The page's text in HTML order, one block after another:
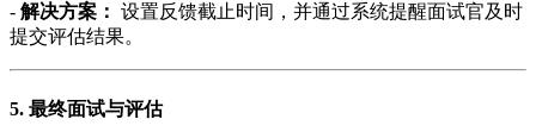
- 解决方案： 设置反馈截止时间，并通过系统提醒面试官及时
提交评估结果。
5. 最终面试与评估